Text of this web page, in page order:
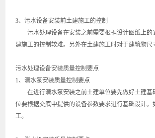
3、污水设备安装前土建施工的控制
污水处理设备在安装之前需要根据设计图纸上的
建施工的控制较难。另外在土建施工时对于建筑物
污水处理设备安装质量控制要点
1、潜水泵安装质量控制要点
在进行潜水泵安装之前土建单位要先做好土建基
位要根据交底中提供的设备参数要求进行基础设计
工。